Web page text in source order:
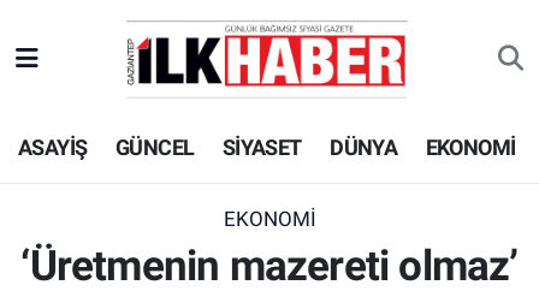
ASAYİŞ GÜNCEL SİYASET DÜNYA EKONOMİ
EKONOMİ
‘Üretmenin mazereti olmaz’
EKONOMİ
SİYASET
SPOR
Beyoğlu Hava Durumu
Beyoğlu Trafik Yoğunluk Haritası
Süper Lig Puan Durumu ve Fikstür
Tüm Manşetler